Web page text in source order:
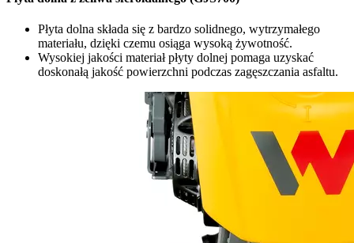
Płyta dolna składa się z bardzo solidnego, wytrzymałego
materiału, dzięki czemu osiąga wysoką żywotność.
Wysokiej jakości materiał płyty dolnej pomaga uzyskać
doskonałą jakość powierzchni podczas zagęszczania asfaltu.